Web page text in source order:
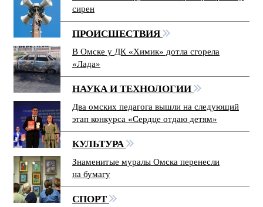
сирен
ПРОИСШЕСТВИЯ
В Омске у ДК «Химик» дотла сгорела
«Лада»
НАУКА И ТЕХНОЛОГИИ
Два омских педагога вышли на следующий
этап конкурса «Сердце отдаю детям»
КУЛЬТУРА
Знаменитые муралы Омска перенесли
на бумагу
СПОРТ